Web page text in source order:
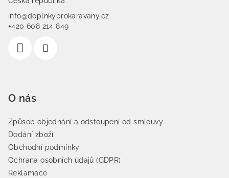
info@doplnkyprokaravany.cz
+420 608 214 849
O nás
Způsob objednání a odstoupení od smlouvy
Dodání zboží
Obchodní podmínky
Ochrana osobních údajů (GDPR)
Reklamace